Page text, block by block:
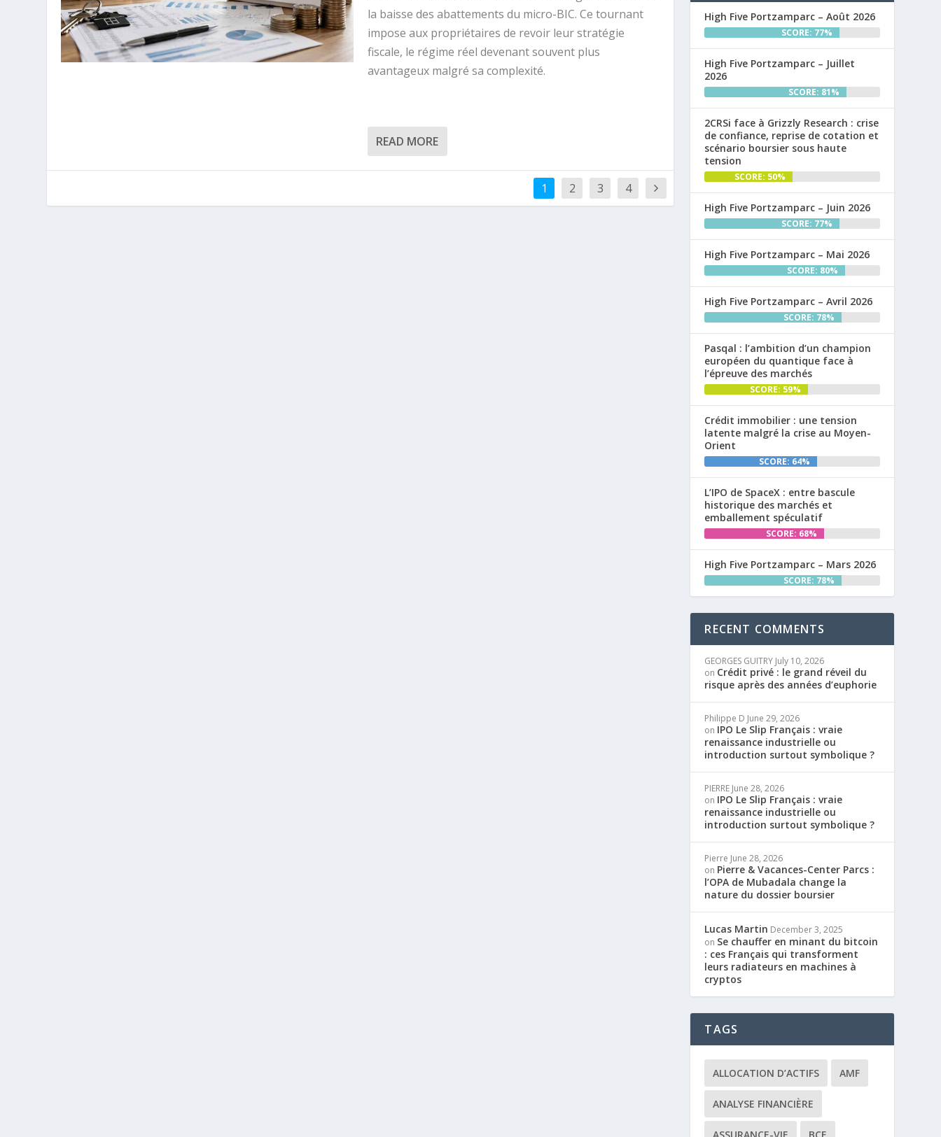
la baisse des abattements du micro-BIC. Ce tournant
impose aux propriétaires de revoir leur stratégie
fiscale, le régime réel devenant souvent plus
avantageux malgré sa complexité.
READ MORE
1 2 3 4
High Five Portzamparc – Août 2026
SCORE: 77%
High Five Portzamparc – Juillet
2026
SCORE: 81%
2CRSi face à Grizzly Research : crise
de confiance, reprise de cotation et
scénario boursier sous haute
tension
SCORE: 50%
High Five Portzamparc – Juin 2026
SCORE: 77%
High Five Portzamparc – Mai 2026
SCORE: 80%
High Five Portzamparc – Avril 2026
SCORE: 78%
Pasqal : l’ambition d’un champion
européen du quantique face à
l’épreuve des marchés
SCORE: 59%
Crédit immobilier : une tension
latente malgré la crise au Moyen-
Orient
SCORE: 64%
L’IPO de SpaceX : entre bascule
historique des marchés et
emballement spéculatif
SCORE: 68%
High Five Portzamparc – Mars 2026
SCORE: 78%
RECENT COMMENTS
GEORGES GUITRY July 10, 2026
on Crédit privé : le grand réveil du
risque après des années d’euphorie
Philippe D June 29, 2026
on IPO Le Slip Français : vraie
renaissance industrielle ou
introduction surtout symbolique ?
PIERRE June 28, 2026
on IPO Le Slip Français : vraie
renaissance industrielle ou
introduction surtout symbolique ?
Pierre June 28, 2026
on Pierre & Vacances-Center Parcs :
l’OPA de Mubadala change la
nature du dossier boursier
Lucas Martin December 3, 2025
on Se chauffer en minant du bitcoin
: ces Français qui transforment
leurs radiateurs en machines à
cryptos
TAGS
ALLOCATION D’ACTIFS AMF
ANALYSE FINANCIÈRE